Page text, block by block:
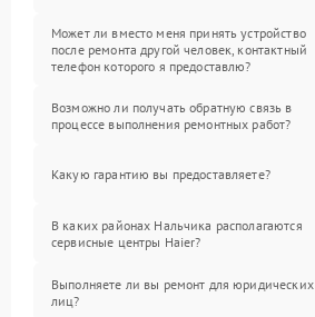
Может ли вместо меня принять устройство
после ремонта другой человек, контактный
телефон которого я предоставлю?
Возможно ли получать обратную связь в
процессе выполнения ремонтных работ?
Какую гарантию вы предоставляете?
В каких районах Нальчика располагаются
сервисные центры Haier?
Выполняете ли вы ремонт для юридических
лиц?